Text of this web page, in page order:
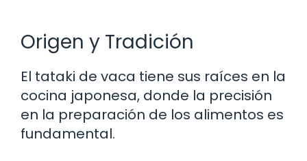
Origen y Tradición
El tataki de vaca tiene sus raíces en la
cocina japonesa, donde la precisión
en la preparación de los alimentos es
fundamental.